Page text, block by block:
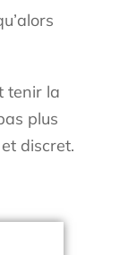
tenir la
plus
discret.